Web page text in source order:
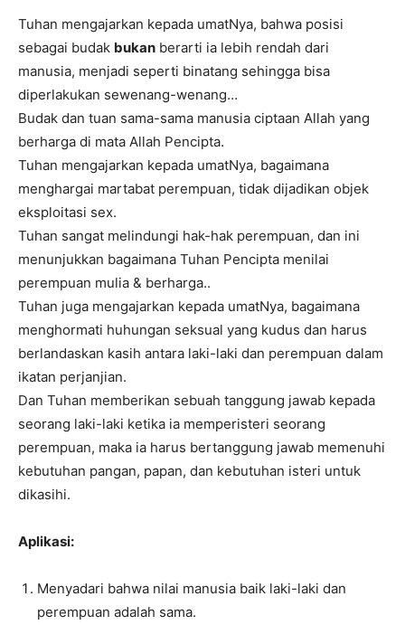
Tuhan mengajarkan kepada umatNya, bahwa posisi
sebagai budak bukan berarti ia lebih rendah dari
manusia, menjadi seperti binatang sehingga bisa
diperlakukan sewenang-wenang…
Budak dan tuan sama-sama manusia ciptaan Allah yang
berharga di mata Allah Pencipta.
Tuhan mengajarkan kepada umatNya, bagaimana
menghargai martabat perempuan, tidak dijadikan objek
eksploitasi sex.
Tuhan sangat melindungi hak-hak perempuan, dan ini
menunjukkan bagaimana Tuhan Pencipta menilai
perempuan mulia & berharga..
Tuhan juga mengajarkan kepada umatNya, bagaimana
menghormati huhungan seksual yang kudus dan harus
berlandaskan kasih antara laki-laki dan perempuan dalam
ikatan perjanjian.
Dan Tuhan memberikan sebuah tanggung jawab kepada
seorang laki-laki ketika ia memperisteri seorang
perempuan, maka ia harus bertanggung jawab memenuhi
kebutuhan pangan, papan, dan kebutuhan isteri untuk
dikasihi.
Aplikasi:
Menyadari bahwa nilai manusia baik laki-laki dan
perempuan adalah sama.